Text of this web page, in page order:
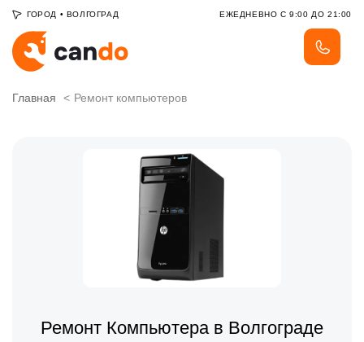
ГОРОД • ВОЛГОГРАД ЕЖЕДНЕВНО С 9:00 ДО 21:00
Главная Ремонт компьютеров
Ремонт Компьютера в Волгограде